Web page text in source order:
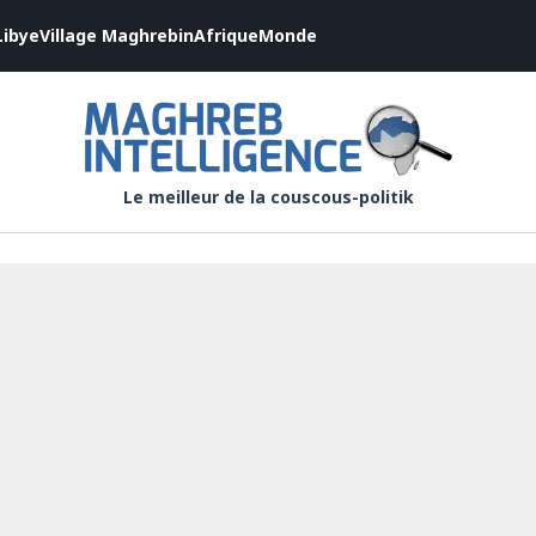
Village MaghrebinAfriqueMonde
Le meilleur de la couscous-politik